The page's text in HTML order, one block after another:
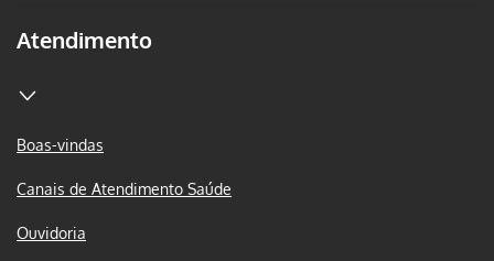
Atendimento
Boas-vindas
Canais de Atendimento Saúde
Ouvidoria